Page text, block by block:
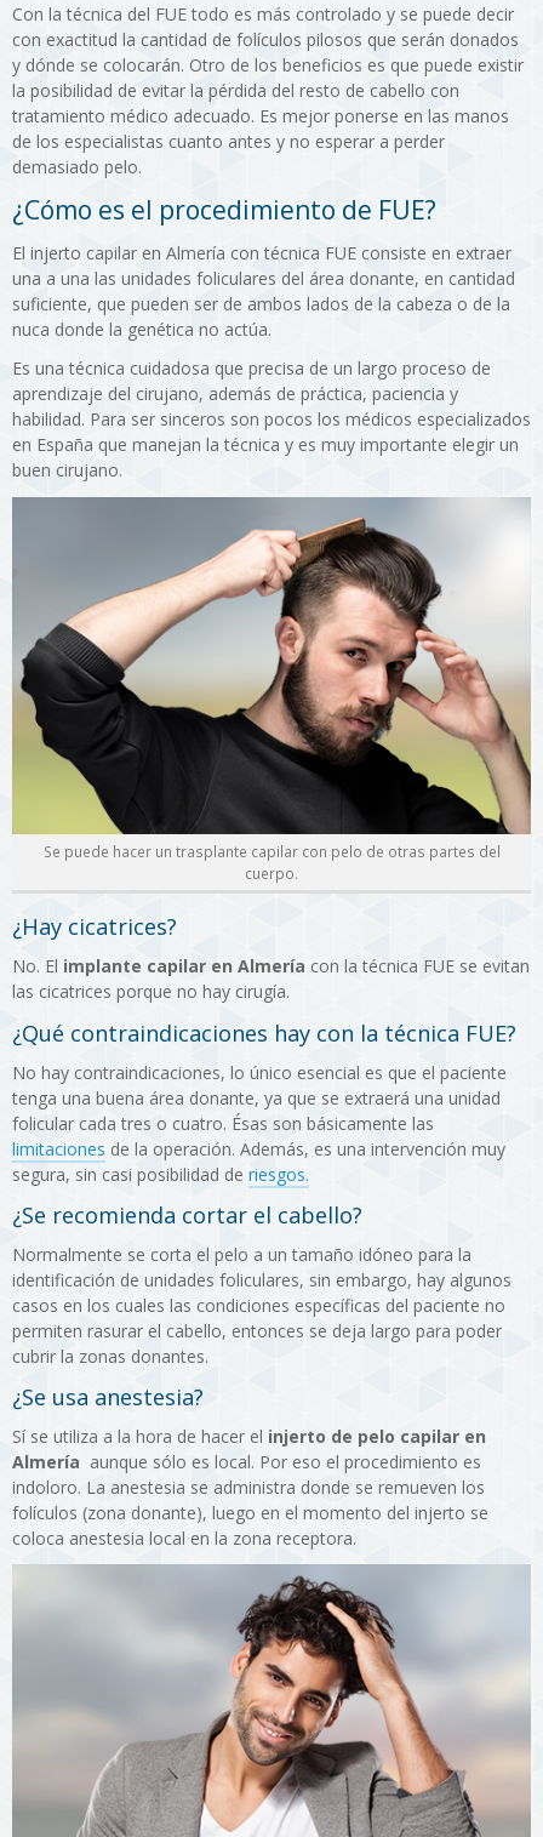
Con la técnica del FUE todo es más controlado y se puede decir
con exactitud la cantidad de folículos pilosos que serán donados
y dónde se colocarán. Otro de los beneficios es que puede existir
la posibilidad de evitar la pérdida del resto de cabello con
tratamiento médico adecuado. Es mejor ponerse en las manos
de los especialistas cuanto antes y no esperar a perder
demasiado pelo.
¿Cómo es el procedimiento de FUE?
El injerto capilar en Almería con técnica FUE consiste en extraer
una a una las unidades foliculares del área donante, en cantidad
suficiente, que pueden ser de ambos lados de la cabeza o de la
nuca donde la genética no actúa.
Es una técnica cuidadosa que precisa de un largo proceso de
aprendizaje del cirujano, además de práctica, paciencia y
habilidad. Para ser sinceros son pocos los médicos especializados
en España que manejan la técnica y es muy importante elegir un
buen cirujano.
Se puede hacer un trasplante capilar con pelo de otras partes del
cuerpo.
¿Hay cicatrices?
No. El implante capilar en Almería con la técnica FUE se evitan
las cicatrices porque no hay cirugía.
¿Qué contraindicaciones hay con la técnica FUE?
No hay contraindicaciones, lo único esencial es que el paciente
tenga una buena área donante, ya que se extraerá una unidad
folicular cada tres o cuatro. Ésas son básicamente las
limitaciones de la operación. Además, es una intervención muy
segura, sin casi posibilidad de riesgos.
¿Se recomienda cortar el cabello?
Normalmente se corta el pelo a un tamaño idóneo para la
identificación de unidades foliculares, sin embargo, hay algunos
casos en los cuales las condiciones específicas del paciente no
permiten rasurar el cabello, entonces se deja largo para poder
cubrir la zonas donantes.
¿Se usa anestesia?
Sí se utiliza a la hora de hacer el injerto de pelo capilar en
Almería aunque sólo es local. Por eso el procedimiento es
indoloro. La anestesia se administra donde se remueven los
folículos (zona donante), luego en el momento del injerto se
coloca anestesia local en la zona receptora.